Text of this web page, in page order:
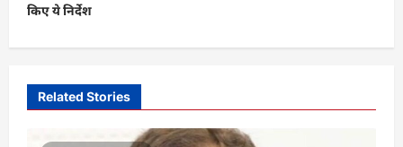
n
a
किए ये निर्देश
Related Stories